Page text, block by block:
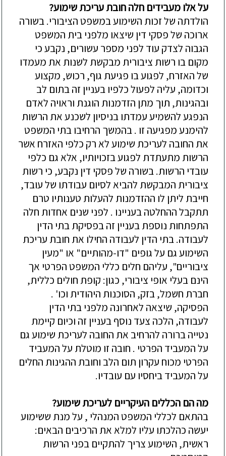
על אלו מעבידים חלה חובת עריכת שימוע?
הולדתה של זכות השימוע במשפט הציבורי. בשורה
ארוכה של פסקי דין שיצאו מלפני בית המשפט
הגבוה לצדק עוד לפני מספר עשורים, נקבע כי
מקום בו רשות ציבורית מבקשת לשנות את מעמדו
של האזרח, לפגוע בו פגיעת גוף, רכוש, מקצוע
וכדומה, עליה לפעול כלפיו בעניין זה בתום לב
ובהגינות, תוך מתן הזדמנות הוגנת וראויה לאדם
הנפגע להשמיע עמדתו בניסיון לשכנע את הרשות
להימנע מפגיעה זו . בהמשך הרחיבו בתי המשפט
את החובה לעריכת שימוע לא רק כלפי האזרח אשר
הרשות מתעתדת לפגוע בזכויותיו, אלא גם כלפי
עובדי הרשות. בשורה של פסקי דין נקבע, כי רשות
ציבורית המבקשת להביא לסיום עבודתו של עובד,
חייבת ליתן לו ההזדמנות להעלות טענותיו טרם
תתקבל ההחלטה בעניינו . לפני שנים אחדות חלה
התפתחות נוספת בעניין זה בפסיקת בתי הדין
לעבודה. בתי הדין לעבודה החילו את חובת עריכת
השימוע גם על גופים "דו-מהותיים" או "מעין
ציבוריים", עליהם חלים כללי המשפט הפרטי אך
הינם בעלי אופי ציבורי, כגון: קופת חולים כללית,
חברת חשמל, בזק, הסוכנות היהודית וכו' .
הפסיקה, שיצאה לאחרונה מלפני בתי הדין
לעבודה, הלכה צעד נוסף בעניין זה וכיום קיימת
נטייה ברורה להרחיב את החובה לעריכת שימוע גם
על המעביד הפרטי . חובה זו מוטלת על המעביד
הפרטי מכוח עקרון תום הלב וחובת ההגינות החלים
על המעביד ביחסיו עם עובדיו.
מה הם הכללים העיקריים לעריכת שימוע?
בהתאם לכללי המשפט המנהלי , על מנת ששימוע
יעשה כהלכתו עליו למלא את הרכיבים הבאים:
ראשית, השימוע צריך להתקיים בפני הרשות